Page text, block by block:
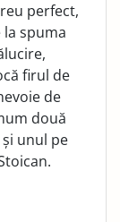
perfect,
spuma
firul de
de
două
unul pe